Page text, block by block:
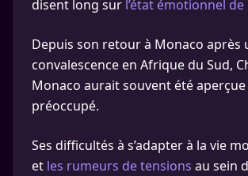
disent long sur l’état émotionnel
Depuis son retour à Monaco après
convalescence en Afrique du Sud,
Monaco aurait souvent été
préoccupé.
Ses difficultés à s’adapter à la vie
et les rumeurs de tensions au sein